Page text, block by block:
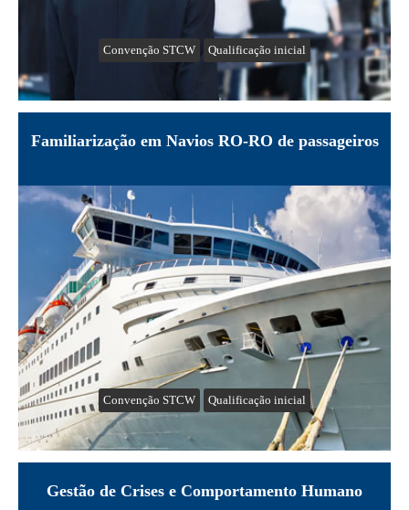
Convenção STCW Qualificação inicial
Familiarização em Navios RO-RO de passageiros
Convenção STCW Qualificação inicial
Gestão de Crises e Comportamento Humano